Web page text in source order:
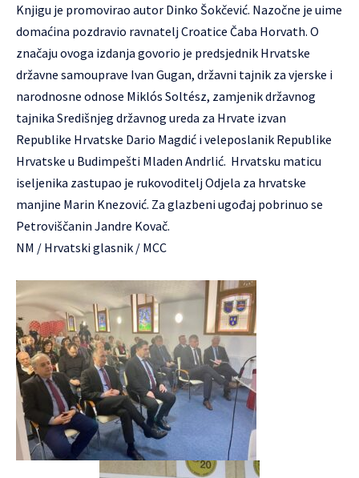
Knjigu je promovirao autor Dinko Šokčević. Nazočne je uime
domaćina pozdravio ravnatelj Croatice Čaba Horvath. O
značaju ovoga izdanja govorio je predsjednik Hrvatske
državne samouprave Ivan Gugan, državni tajnik za vjerske i
narodnosne odnose Miklós Soltész, zamjenik državnog
tajnika Središnjeg državnog ureda za Hrvate izvan
Republike Hrvatske Dario Magdić i veleposlanik Republike
Hrvatske u Budimpešti Mladen Andrlić. Hrvatsku maticu
iseljenika zastupao je rukovoditelj Odjela za hrvatske
manjine Marin Knezović. Za glazbeni ugođaj pobrinuo se
Petroviščanin Jandre Kovač.
NM / Hrvatski glasnik / MCC